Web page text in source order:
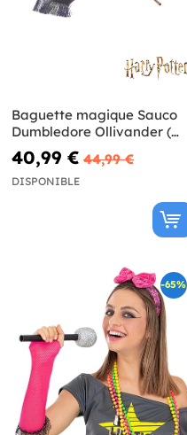
Baguette magique Sauco
Dumbledore Ollivander (
Réplique Officielle) - Harry
Potter
40,99 € 44,99 €
DISPONIBLE
-65%